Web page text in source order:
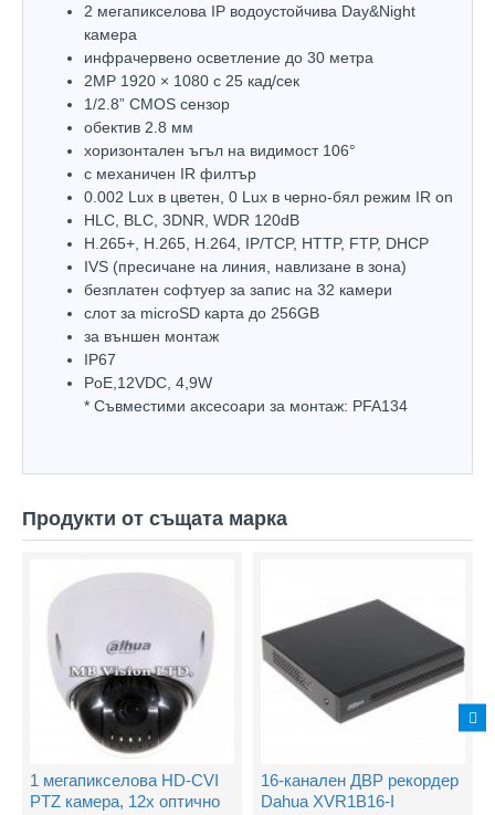
2 мегапикселова IP водоустойчива Day&Night
камера
инфрачервено осветление до 30 метра
2MP 1920 × 1080 с 25 кад/сек
1/2.8” CMOS сензор
обектив 2.8 мм
хоризонтален ъгъл на видимост 106°
с механичен IR филтър
0.002 Lux в цветен, 0 Lux в черно-бял режим IR on
HLC, BLC, 3DNR, WDR 120dB
H.265+, H.265, H.264, IP/TCP, HTTP, FTP, DHCP
IVS (пресичане на линия, навлизане в зона)
безплатен софтуер за запис на 32 камери
слот за microSD карта до 256GB
за външен монтаж
IP67
PoE,12VDC, 4,9W
* Съвместими аксесоари за монтаж: PFA134
Продукти от същата марка
1 мегапикселова HD-CVI
PTZ камера, 12х оптично
16-канален ДВР рекордер
Dahua XVR1B16-I